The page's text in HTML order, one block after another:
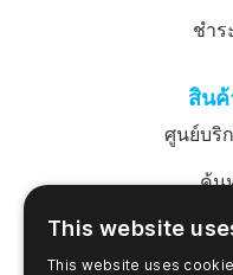
ชำร
สินค้
ศูนย์บริ
ค้น
เข้าสู่ร
This website
This website uses